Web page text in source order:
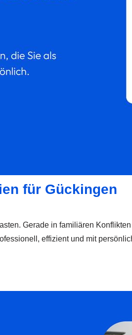
für Gückingen
Gerade in familiären
effizient und mit